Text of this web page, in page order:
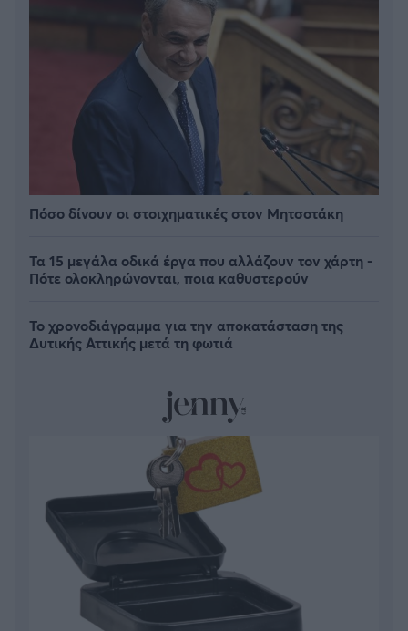
Πόσο δίνουν οι στοιχηματικές στον Μητσοτάκη
Τα 15 μεγάλα οδικά έργα που αλλάζουν τον χάρτη -
Πότε ολοκληρώνονται, ποια καθυστερούν
Το χρονοδιάγραμμα για την αποκατάσταση της
Δυτικής Αττικής μετά τη φωτιά